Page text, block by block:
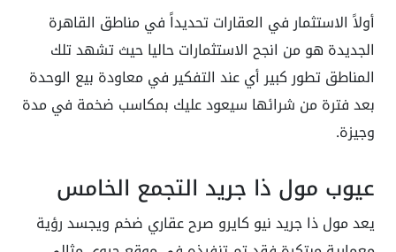
أولاً الاستثمار في العقارات تحديداً في مناطق القاهرة
الجديدة هو من انجح الاستثمارات حاليا حيث تشهد تلك
المناطق تطور كبير أي عند التفكير في معاودة بيع الوحدة
بعد فترة من شرائها سيعود عليك بمكاسب ضخمة في مدة
وجيزة.
عيوب مول ذا جريد التجمع الخامس
يعد مول ذا جريد نيو كايرو صرح عقاري ضخم ويجسد رؤية